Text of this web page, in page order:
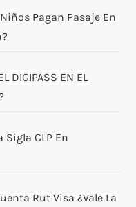
Pagan Pasaje En
DIGIPASS EN EL
Sigla CLP En
Rut Visa ¿Vale La